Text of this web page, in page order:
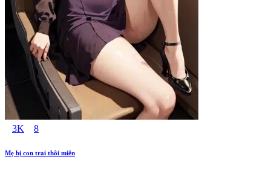
3K 8
Mẹ bị con trai thôi miên